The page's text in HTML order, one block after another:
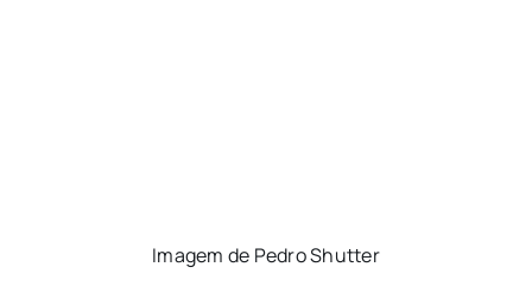
Imagem de Pedro Shutter